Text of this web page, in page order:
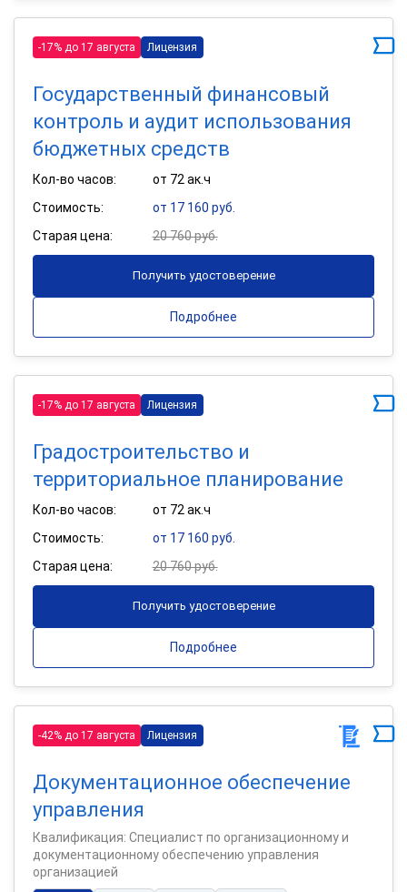
-17% до 17 августа Лицензия
Государственный финансовый
контроль и аудит использования
бюджетных средств
Кол-во часов:
от 72 ак.ч
Стоимость:
от 17 160 руб.
Старая цена:
20 760 руб.
Получить удостоверение
Подробнее
-17% до 17 августа Лицензия
Градостроительство и
территориальное планирование
Кол-во часов:
от 72 ак.ч
Стоимость:
от 17 160 руб.
Старая цена:
20 760 руб.
Получить удостоверение
Подробнее
-42% до 17 августа Лицензия
Документационное обеспечение
управления
Квалификация: Специалист по организационному и
документационному обеспечению управления
организацией